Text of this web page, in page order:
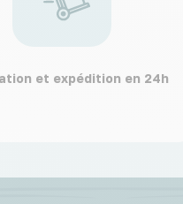
et expédition en 24h